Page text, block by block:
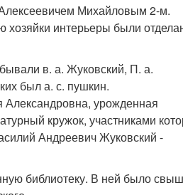
Михайловым 2-м.
хозяйки интерьеры были
в. а. Жуковский, П. а.
был а. с. пушкин.
урожденная
кружок, участниками
Андреевич Жуковский -
библиотеку. В ней было